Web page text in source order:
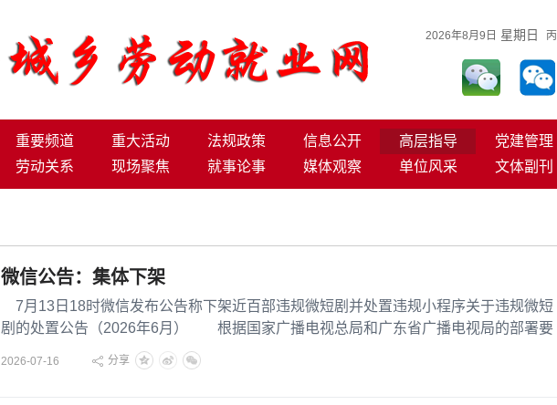
2026年8月9日 星期日
重要频道 重大活动 法规政策 信息公开 高层指导
党建管理
劳动关系 现场聚焦 就事论事 媒体观察 单位风采 文体副刊
微信公告：集体下架
7月13日18时微信发布公告称下架近百部违规微短剧并处置违规小程序关于违规微短
剧的处置公告（2026年6月） 根据国家广播电视总局和广东省广播电视局的部署要
求，平台不断加大对低俗有
2026-07-16 分享